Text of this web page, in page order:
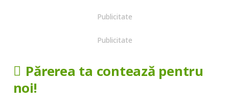
Publicitate
Publicitate
Părerea ta contează pentru
noi!